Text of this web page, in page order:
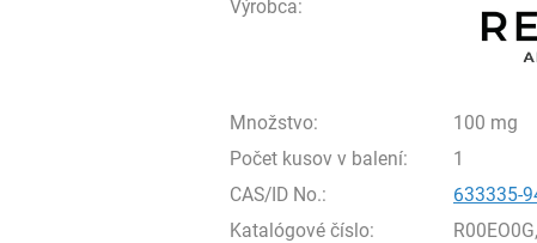
Výrobca:
Množstvo:
100 mg
Počet kusov v balení:
1
CAS/ID No.:
633335-
Katalógové číslo: